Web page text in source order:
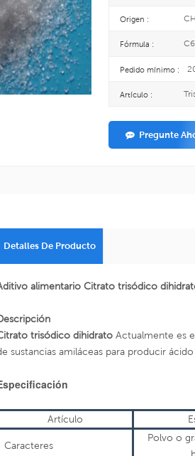
Origen :
Fórmula :
Pedido mínimo :
Artículo :
Pregunte
Detalles De Producto
alimentario Citrato trisódico
trisódico dihidrato Actualmente es
sustancias amiláceas para producir
Artículo
Caracteres
Polvo o